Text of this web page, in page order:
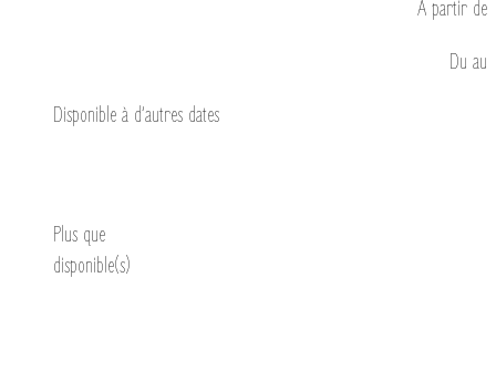
À partir de
Du au
Disponible à d’autres dates
Plus que
disponible(s)